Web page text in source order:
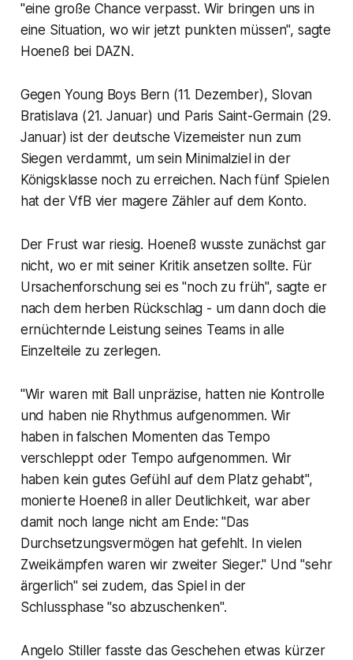
"eine große Chance verpasst. Wir bringen uns in
eine Situation, wo wir jetzt punkten müssen", sagte
Hoeneß bei DAZN.
Gegen Young Boys Bern (11. Dezember), Slovan
Bratislava (21. Januar) und Paris Saint-Germain (29.
Januar) ist der deutsche Vizemeister nun zum
Siegen verdammt, um sein Minimalziel in der
Königsklasse noch zu erreichen. Nach fünf Spielen
hat der VfB vier magere Zähler auf dem Konto.
Der Frust war riesig. Hoeneß wusste zunächst gar
nicht, wo er mit seiner Kritik ansetzen sollte. Für
Ursachenforschung sei es "noch zu früh", sagte er
nach dem herben Rückschlag - um dann doch die
ernüchternde Leistung seines Teams in alle
Einzelteile zu zerlegen.
"Wir waren mit Ball unpräzise, hatten nie Kontrolle
und haben nie Rhythmus aufgenommen. Wir
haben in falschen Momenten das Tempo
verschleppt oder Tempo aufgenommen. Wir
haben kein gutes Gefühl auf dem Platz gehabt",
monierte Hoeneß in aller Deutlichkeit, war aber
damit noch lange nicht am Ende: "Das
Durchsetzungsvermögen hat gefehlt. In vielen
Zweikämpfen waren wir zweiter Sieger." Und "sehr
ärgerlich" sei zudem, das Spiel in der
Schlussphase "so abzuschenken".
Angelo Stiller fasste das Geschehen etwas kürzer